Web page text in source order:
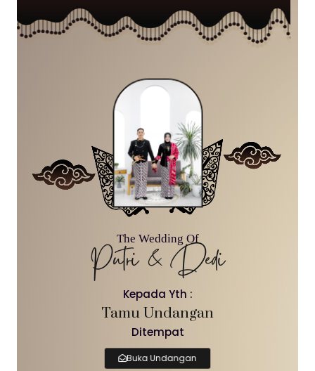
The Wedding Of
Putri & Dedi
Kepada Yth :
Tamu Undangan
Ditempat
Buka Undangan